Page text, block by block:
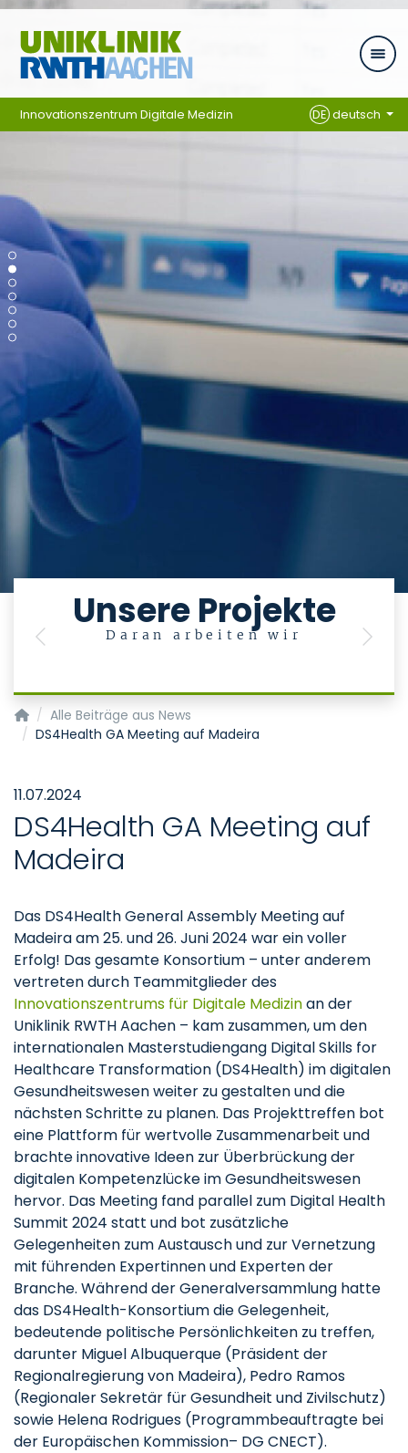
Zum Inhalt springen
Unsere Projekte
Daran arbeiten wir
Previous Next
Innovationszentrum Digitale Medizin DEdeutsch
Innovationszentrum Digitale Medizin
Alle Beiträge aus News
DS4Health GA Meeting auf Madeira
11.07.2024
DS4Health GA Meeting auf
Madeira
Das DS4Health General Assembly Meeting auf
Madeira am 25. und 26. Juni 2024 war ein voller
Erfolg! Das gesamte Konsortium – unter anderem
vertreten durch Teammitglieder des
Innovationszentrums für Digitale Medizinan der
Uniklinik RWTH Aachen – kam zusammen, um den
internationalen Masterstudiengang Digital Skills for
Healthcare Transformation (DS4Health) im digitalen
Gesundheitswesen weiter zu gestalten und die
nächsten Schritte zu planen. Das Projekttreffen bot
eine Plattform für wertvolle Zusammenarbeit und
brachte innovative Ideen zur Überbrückung der
digitalen Kompetenzlücke im Gesundheitswesen
hervor. Das Meeting fand parallel zum Digital Health
Summit 2024 statt und bot zusätzliche
Gelegenheiten zum Austausch und zur Vernetzung
mit führenden Expertinnen und Experten der
Branche. Während der Generalversammlung hatte
das DS4Health-Konsortium die Gelegenheit,
bedeutende politische Persönlichkeiten zu treffen,
darunter Miguel Albuquerque (Präsident der
Regionalregierung von Madeira), Pedro Ramos
(Regionaler Sekretär für Gesundheit und Zivilschutz)
sowie Helena Rodrigues (Programmbeauftragte bei
der Europäischen Kommission– DG CNECT).